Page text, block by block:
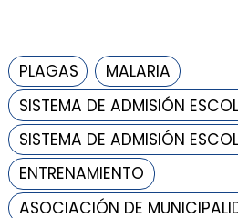
PLAGAS
MALARIA
SISTEMA DE ADMISIÓN
SISTEMA DE ADMISIÓN
ENTRENAMIENTO
ASOCIACIÓN DE